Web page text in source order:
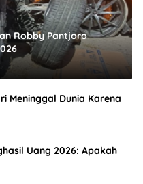
Robby Pantjoro
Meninggal Dunia Karena
Uang 2026: Apakah